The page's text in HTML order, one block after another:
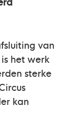
van
het werk
sterke
kan